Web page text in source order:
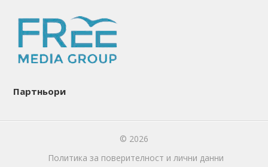
Партньори
© 2026
Политика за поверителност и лични данни